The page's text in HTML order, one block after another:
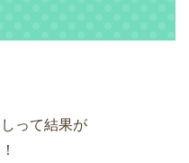
って結果が